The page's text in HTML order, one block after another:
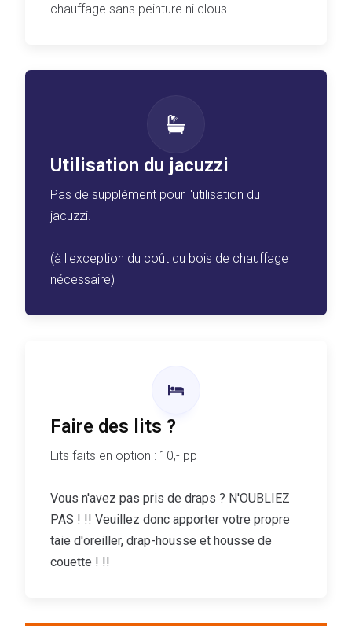
chauffage sans peinture ni clous
Utilisation du jacuzzi
Pas de supplément pour l'utilisation du
jacuzzi.
(à l'exception du coût du bois de chauffage
nécessaire)
Faire des lits ?
Lits faits en option : 10,- pp
Vous n'avez pas pris de draps ? N'OUBLIEZ
PAS ! !! Veuillez donc apporter votre propre
taie d'oreiller, drap-housse et housse de
couette ! !!